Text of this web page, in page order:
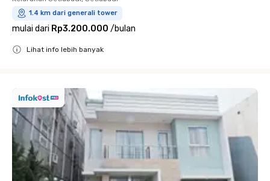
1.4 km dari generali tower
mulai dari Rp3.200.000 /bulan
Lihat info lebih banyak